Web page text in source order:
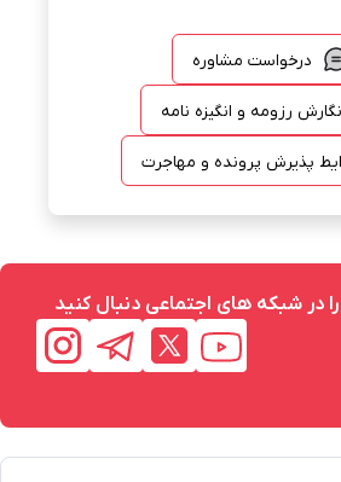
درخواست مشاوره
نگارش رزومه و انگیزه نامه
پذیرش پرونده و مهاجرت
در شبکه های اجتماعی دنبال کنید